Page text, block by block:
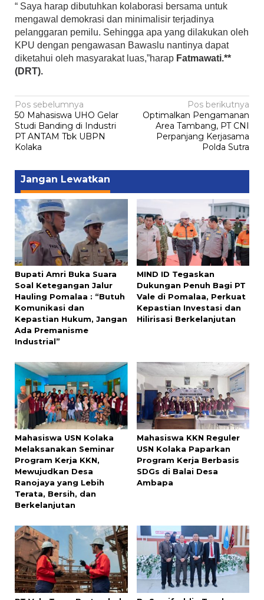
“ Saya harap dibutuhkan kolaborasi bersama untuk
mengawal demokrasi dan minimalisir terjadinya
pelanggaran pemilu. Sehingga apa yang dilakukan oleh
KPU dengan pengawasan Bawaslu nantinya dapat
diketahui oleh masyarakat luas,”harap Fatmawati.**
(DRT).
Navigasi
pos
Pos sebelumnya
50 Mahasiswa UHO Gelar
Studi Banding di Industri
PT ANTAM Tbk UBPN
Kolaka
Pos berikutnya
Optimalkan Pengamanan
Area Tambang, PT CNI
Perpanjang Kerjasama
Polda Sutra
Jangan Lewatkan
Bupati Amri Buka Suara
Soal Ketegangan Jalur
Hauling Pomalaa : “Butuh
Komunikasi dan
Kepastian Hukum, Jangan
Ada Premanisme
Industrial”
MIND ID Tegaskan
Dukungan Penuh Bagi PT
Vale di Pomalaa, Perkuat
Kepastian Investasi dan
Hilirisasi Berkelanjutan
Mahasiswa USN Kolaka
Melaksanakan Seminar
Program Kerja KKN,
Mewujudkan Desa
Ranojaya yang Lebih
Terata, Bersih, dan
Berkelanjutan
Mahasiswa KKN Reguler
USN Kolaka Paparkan
Program Kerja Berbasis
SDGs di Balai Desa
Ambapa